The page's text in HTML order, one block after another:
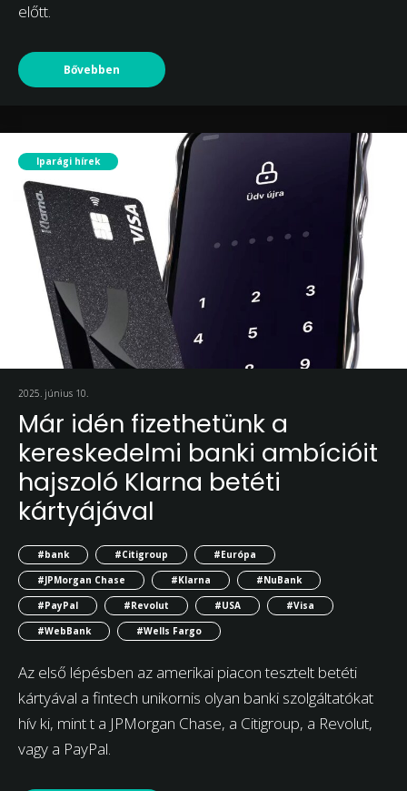
előtt.
Bővebben
Iparági hírek
2025. június 10.
Már idén fizethetünk a
kereskedelmi banki ambícióit
hajszoló Klarna betéti
kártyájával
#bank #Citigroup
#Európa
#JPMorgan Chase
#Klarna
#NuBank
#PayPal
#Revolut #USA
#Visa
#WebBank
#Wells Fargo
Az első lépésben az amerikai piacon tesztelt betéti
kártyával a fintech unikornis olyan banki szolgáltatókat
hív ki, mint t a JPMorgan Chase, a Citigroup, a Revolut,
vagy a PayPal.